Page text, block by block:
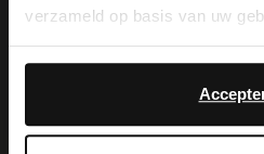
verzameld op basis van uw
English